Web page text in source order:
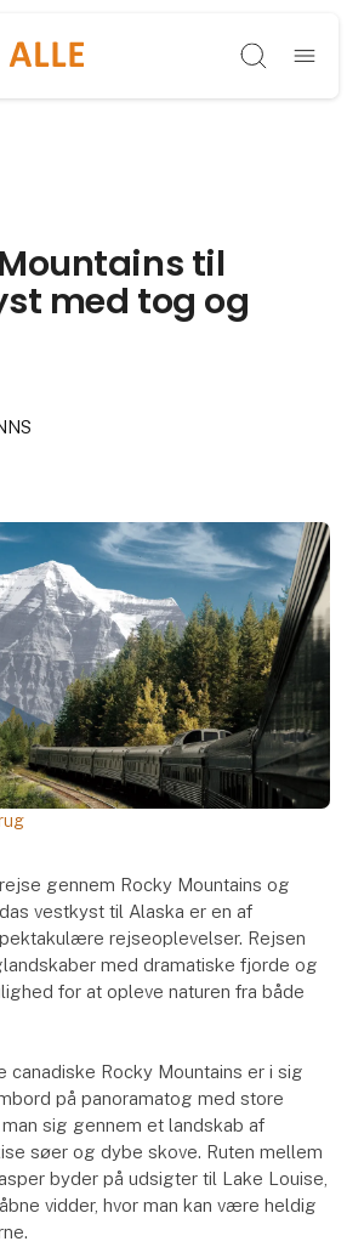
Søg
til
med tog og
gennem Rocky Mountains og
vestkyst til Alaska er en af
rejseoplevelser. Rejsen
med dramatiske fjorde og
for at opleve naturen fra både
canadiske Rocky Mountains er i sig
på panoramatog med store
sig gennem et landskab af
søer og dybe skove. Ruten mellem
byder på udsigter til Lake Louise,
vidder, hvor man kan være heldig